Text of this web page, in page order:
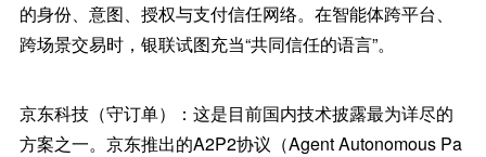
的身份、意图、授权与支付信任网络。在智能体跨平台、
跨场景交易时，银联试图充当“共同信任的语言”。
京东科技（守订单）：这是目前国内技术披露最为详尽的
方案之一。京东推出的A2P2协议（Agent Autonomous Pa